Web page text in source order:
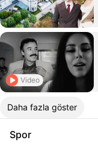
Video
Daha fazla göster
Spor